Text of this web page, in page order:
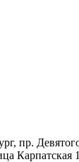
пр.
Карпатская